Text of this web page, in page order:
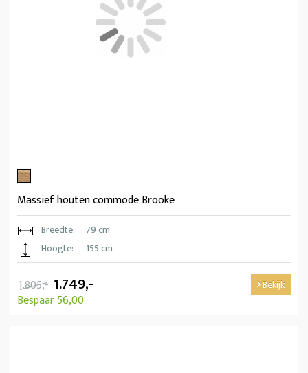
Massief houten commode Brooke
Breedte:
79 cm
Hoogte:
155 cm
1.805,- 1.749,-
Bespaar 56,00
Bekijk